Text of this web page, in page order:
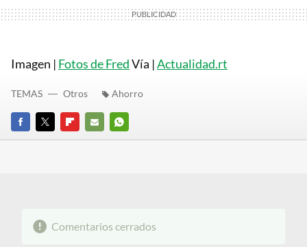
Imagen | Fotos de FredVía |Actualidad.rt
FACEBOOK
TWITTERFLIPBOARD
E-
WHATSAPP
TEMAS Otros Ahorro
Comentarios cerrados